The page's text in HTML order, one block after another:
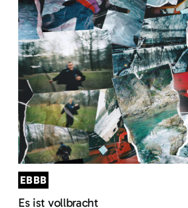
EBBB
Es ist vollbracht